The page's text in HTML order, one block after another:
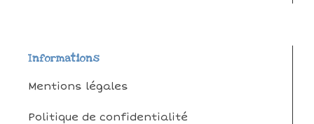
Informations
Mentions légales
Politique de confidentialité